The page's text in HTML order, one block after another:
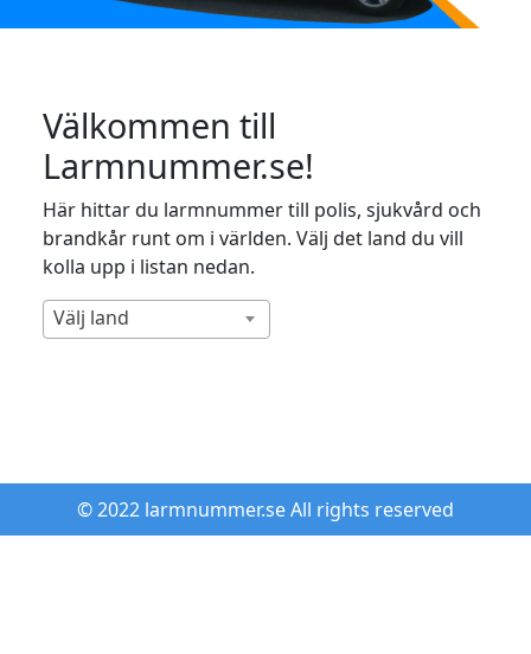
Välkommen till
Larmnummer.se!
Här hittar du larmnummer till polis, sjukvård och
brandkår runt om i världen. Välj det land du vill
kolla upp i listan nedan.
Välj land
© 2022 larmnummer.se All rights reserved